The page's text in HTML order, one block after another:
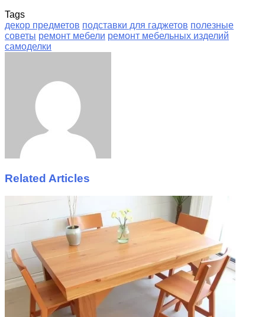
Tags
декор предметов подставки для гаджетов полезные
советы ремонт мебели ремонт мебельных изделий
самоделки
Related Articles